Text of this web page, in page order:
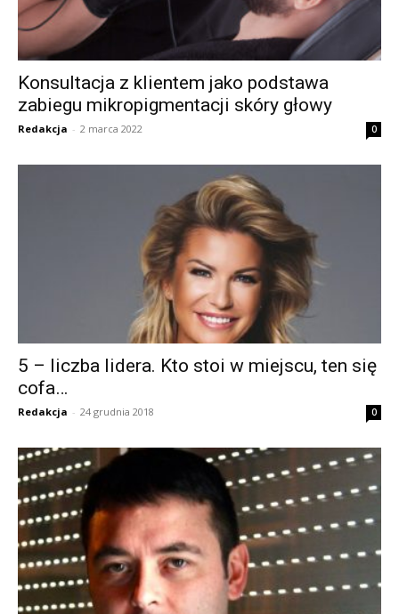
Konsultacja z klientem jako podstawa
zabiegu mikropigmentacji skóry głowy
Redakcja - 2 marca 2022 0
5 – liczba lidera. Kto stoi w miejscu, ten się
cofa…
Redakcja - 24 grudnia 2018 0